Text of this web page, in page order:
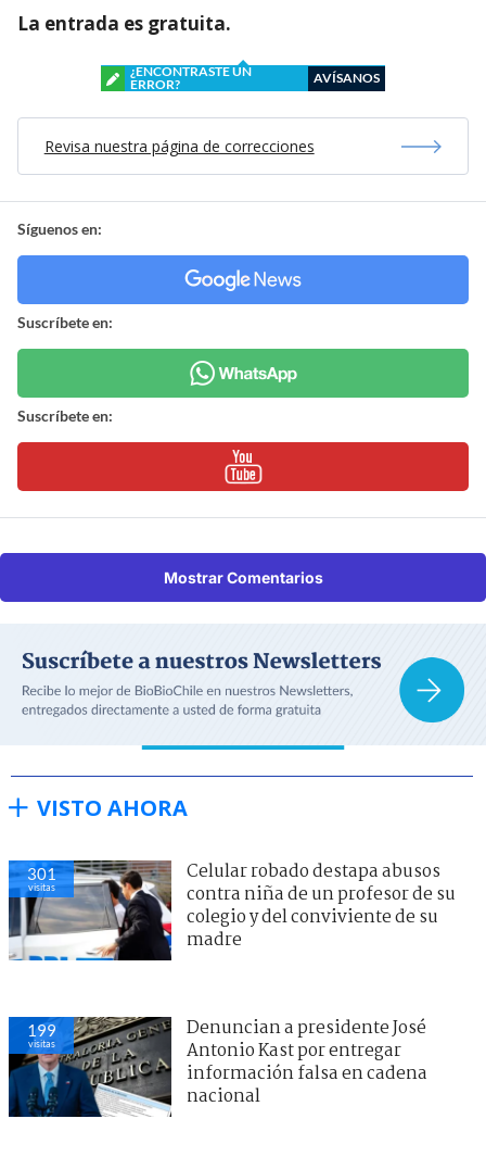
La entrada es gratuita.
¿ENCONTRASTE UN
ERROR?
AVÍSANOS
Revisa nuestra página de correcciones
Síguenos en:
Suscríbete en:
Suscríbete en:
Mostrar Comentarios
VISTO AHORA
301
visitas
Celular robado destapa abusos
contra niña de un profesor de su
colegio y del conviviente de su
madre
199
visitas
Denuncian a presidente José
Antonio Kast por entregar
información falsa en cadena
nacional